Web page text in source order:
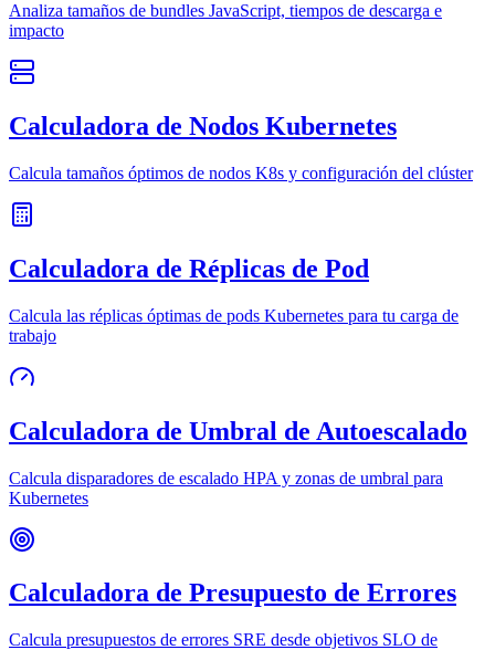
Analiza tamaños de bundles JavaScript, tiempos de descarga e
impacto
Calculadora de Nodos Kubernetes
Calcula tamaños óptimos de nodos K8s y configuración del clúster
Calculadora de Réplicas de Pod
Calcula las réplicas óptimas de pods Kubernetes para tu carga de
trabajo
Calculadora de Umbral de Autoescalado
Calcula disparadores de escalado HPA y zonas de umbral para
Kubernetes
Calculadora de Presupuesto de Errores
Calcula presupuestos de errores SRE desde objetivos SLO de